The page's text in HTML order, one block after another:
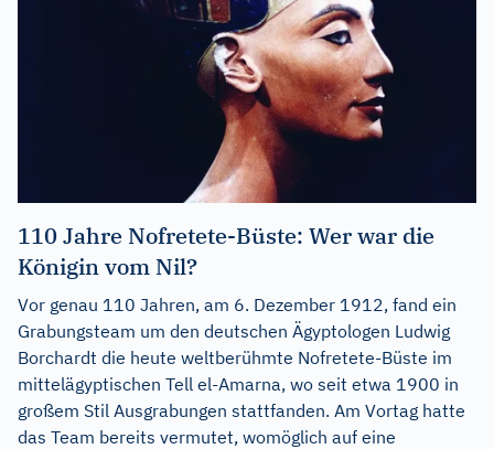
110 Jahre Nofretete-Büste: Wer war die
Königin vom Nil?
Vor genau 110 Jahren, am 6. Dezember 1912, fand ein
Grabungsteam um den deutschen Ägyptologen Ludwig
Borchardt die heute weltberühmte Nofretete-Büste im
mittelägyptischen Tell el-Amarna, wo seit etwa 1900 in
großem Stil Ausgrabungen stattfanden. Am Vortag hatte
das Team bereits vermutet, womöglich auf eine